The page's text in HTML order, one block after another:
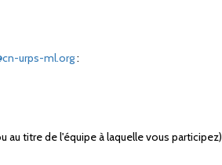
urps-ml.org:
titre de l'équipe à laquelle vous participez)